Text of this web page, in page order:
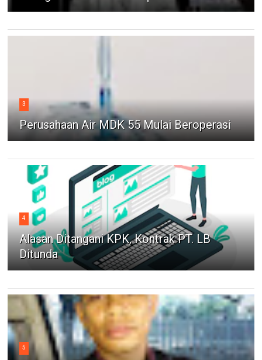
3
Perusahaan Air MDK 55 Mulai Beroperasi
4
Alasan Ditangani KPK, Kontrak PT. LB
Ditunda
5